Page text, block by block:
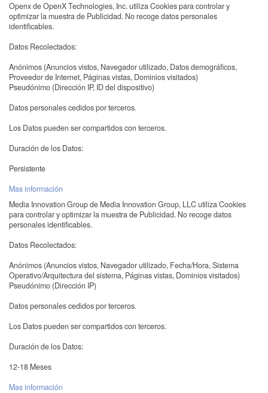
Openx de OpenX Technologies, Inc. utiliza Cookies para controlar y
optimizar la muestra de Publicidad. No recoge datos personales
identificables.
Datos Recolectados:
Anónimos (Anuncios vistos, Navegador utilizado, Datos demográficos,
Proveedor de Internet, Páginas vistas, Dominios visitados)
Pseudónimo (Dirección IP, ID del dispositivo)
Datos personales cedidos por terceros.
Los Datos pueden ser compartidos con terceros.
Duración de los Datos:
Persistente
Mas información
Media Innovation Group de Media Innovation Group, LLC utiliza Cookies
para controlar y optimizar la muestra de Publicidad. No recoge datos
personales identificables.
Datos Recolectados:
Anónimos (Anuncios vistos, Navegador utilizado, Fecha/Hora, Sistema
Operativo/Arquitectura del sistema, Páginas vistas, Dominios visitados)
Pseudónimo (Dirección IP)
Datos personales cedidos por terceros.
Los Datos pueden ser compartidos con terceros.
Duración de los Datos:
12-18 Meses
Mas información